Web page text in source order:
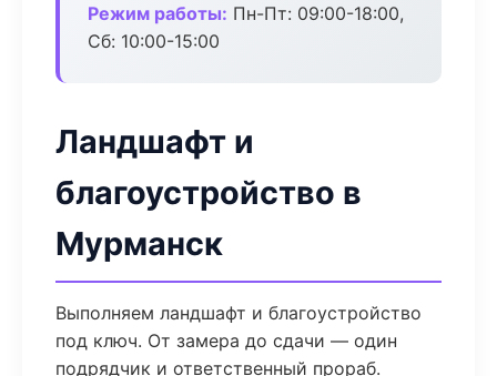
Режим работы: Пн-Пт: 09:00-18:00,
Сб: 10:00-15:00
Ландшафт и
благоустройство в
Мурманск
Выполняем ландшафт и благоустройство
под ключ. От замера до сдачи — один
подрядчик и ответственный прораб.